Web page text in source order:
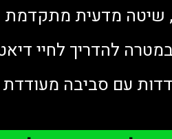
שיטה מדעית מתקדמת
להדריך לחיי
עם סביבה